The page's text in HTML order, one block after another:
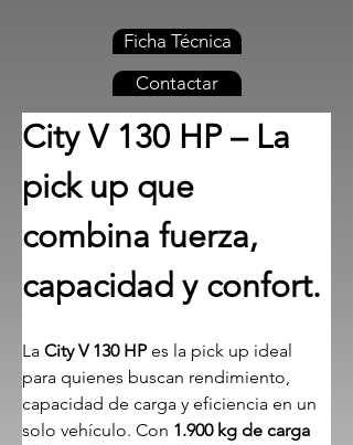
Ficha Técnica
Contactar
City V 130 HP – La
pick up que
combina fuerza,
capacidad y confort.
La City V 130 HP es la pick up ideal
para quienes buscan rendimiento,
capacidad de carga y eficiencia en un
solo vehículo. Con 1.900 kg de carga